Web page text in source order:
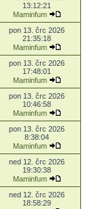
13:12:21
Maminfum
pon 13. črc 2026
21:35:18
Maminfum
pon 13. črc 2026
17:48:01
Maminfum
pon 13. črc 2026
10:46:58
Maminfum
pon 13. črc 2026
8:38:04
Maminfum
ned 12. črc 2026
19:30:38
Maminfum
ned 12. črc 2026
18:58:29